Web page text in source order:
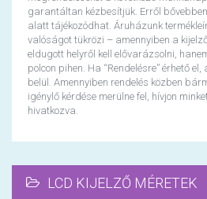
garantáltan kézbesítjük. Erről
alatt tájékozódhat. Áruházunk
valóságot tükrözi – amennyiben a
eldugott helyről kell elővarázsolni,
polcon pihen. Ha “Rendelésre” érhető
belül. Amennyiben rendelés közben
igénylő kérdése merülne fel, hívjon
hivatkozva.
LCD KIJELZŐ MÉRETEK